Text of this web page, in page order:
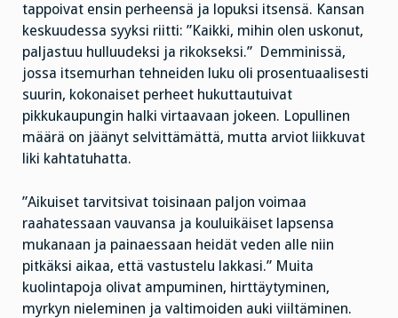
tappoivat ensin perheensä ja lopuksi itsensä. Kansan
keskuudessa syyksi riitti: ”Kaikki, mihin olen uskonut,
paljastuu hulluudeksi ja rikokseksi.” Demminissä,
jossa itsemurhan tehneiden luku oli prosentuaalisesti
suurin, kokonaiset perheet hukuttautuivat
pikkukaupungin halki virtaavaan jokeen. Lopullinen
määrä on jäänyt selvittämättä, mutta arviot liikkuvat
liki kahtatuhatta.
”Aikuiset tarvitsivat toisinaan paljon voimaa
raahatessaan vauvansa ja kouluikäiset lapsensa
mukanaan ja painaessaan heidät veden alle niin
pitkäksi aikaa, että vastustelu lakkasi.” Muita
kuolintapoja olivat ampuminen, hirttäytyminen,
myrkyn nieleminen ja valtimoiden auki viiltäminen.